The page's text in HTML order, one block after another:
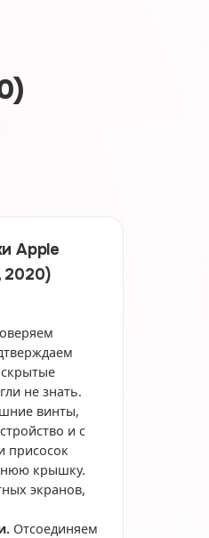
Apple
2020)
не знать.
винты,
и с
присосок
крышку.
экранов,
Отсоединяем